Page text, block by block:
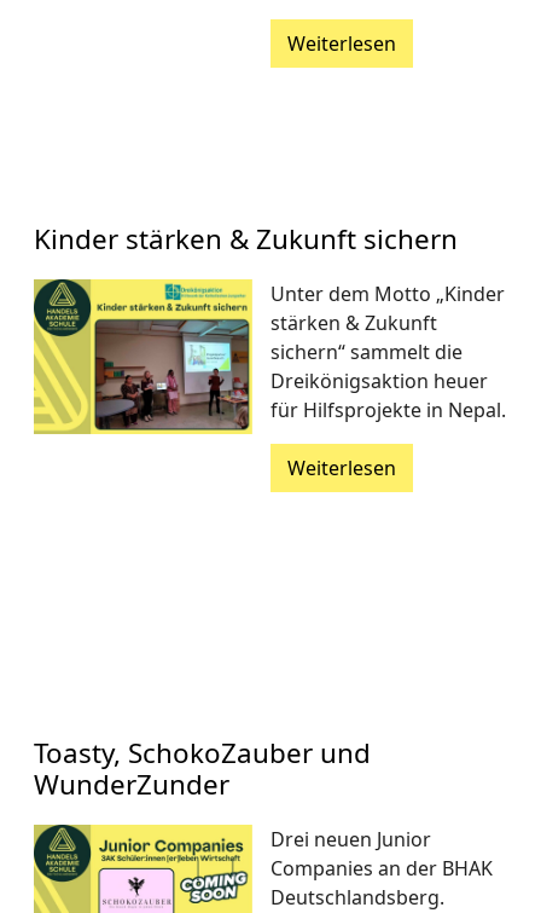
Weiterlesen
Kinder stärken & Zukunft sichern
Unter dem Motto „Kinder
stärken & Zukunft
sichern“ sammelt die
Dreikönigsaktion heuer
für Hilfsprojekte in Nepal.
Weiterlesen
Toasty, SchokoZauber und
WunderZunder
Drei neuen Junior
Companies an der BHAK
Deutschlandsberg.